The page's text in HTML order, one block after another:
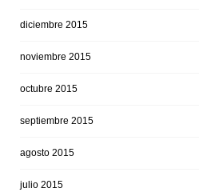
diciembre 2015
noviembre 2015
octubre 2015
septiembre 2015
agosto 2015
julio 2015